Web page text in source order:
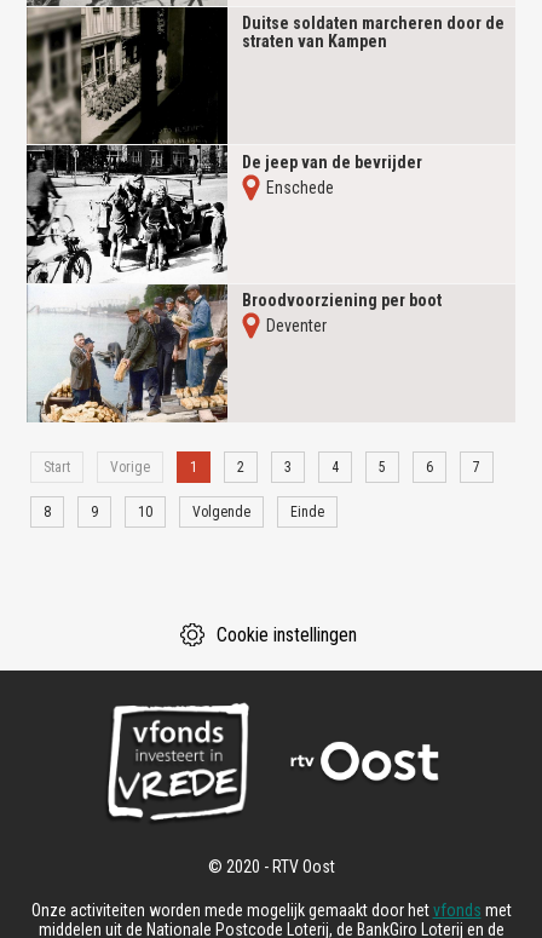
Duitse soldaten marcheren door de
straten van Kampen
De jeep van de bevrijder
Enschede
Broodvoorziening per boot
Deventer
Start Vorige 1 2 3 4 5 6 7
8 9 10 Volgende Einde
Cookie instellingen
Onze activiteiten worden mede mogelijk gemaakt door hetvfonds met
middelen uit de Nationale Postcode Loterij, de BankGiro Loterij en de